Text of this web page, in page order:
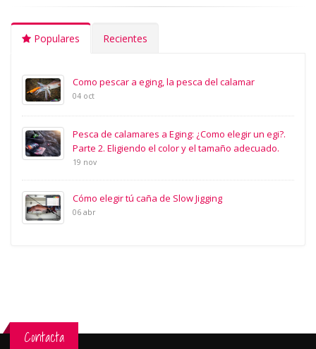
Populares Recientes
Como pescar a eging, la pesca del calamar
04 oct
Pesca de calamares a Eging: ¿Como elegir un egi?.
Parte 2. Eligiendo el color y el tamaño adecuado.
19 nov
Cómo elegir tú caña de Slow Jigging
06 abr
Contacta